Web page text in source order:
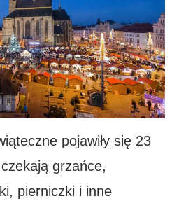
pojawiły się 23
grzańce,
pierniczki i inne